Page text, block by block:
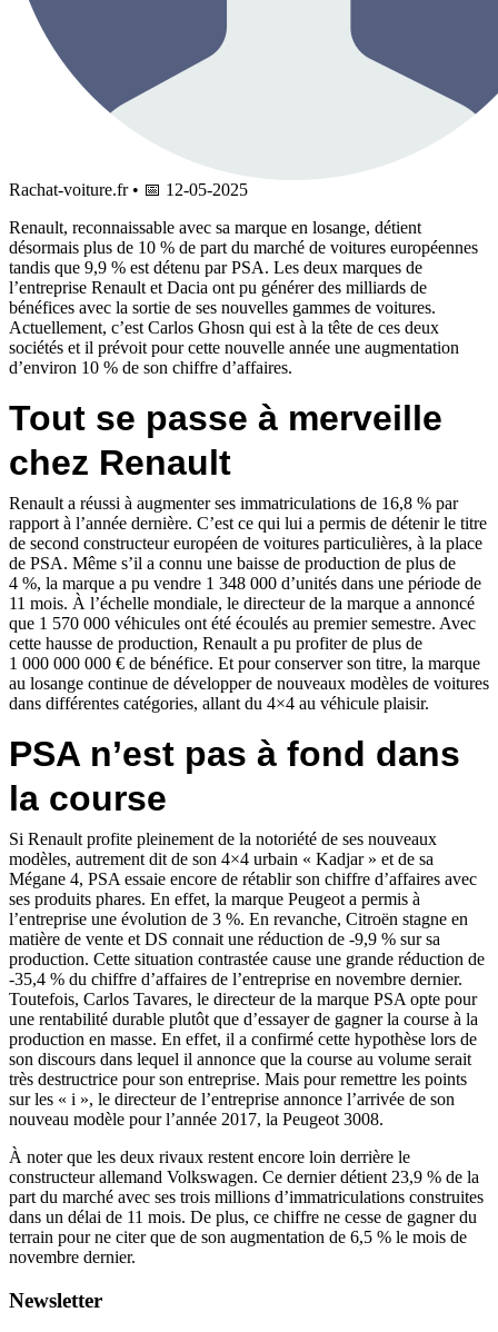
Rachat-voiture.fr • 📅 12-05-2025
Renault, reconnaissable avec sa marque en losange, détient
désormais plus de 10 % de part du marché de voitures européennes
tandis que 9,9 % est détenu par PSA. Les deux marques de
l’entreprise Renault et Dacia ont pu générer des milliards de
bénéfices avec la sortie de ses nouvelles gammes de voitures.
Actuellement, c’est Carlos Ghosn qui est à la tête de ces deux
sociétés et il prévoit pour cette nouvelle année une augmentation
d’environ 10 % de son chiffre d’affaires.
Tout se passe à merveille
chez Renault
Renault a réussi à augmenter ses immatriculations de 16,8 % par
rapport à l’année dernière. C’est ce qui lui a permis de détenir le titre
de second constructeur européen de voitures particulières, à la place
de PSA. Même s’il a connu une baisse de production de plus de
4 %, la marque a pu vendre 1 348 000 d’unités dans une période de
11 mois. À l’échelle mondiale, le directeur de la marque a annoncé
que 1 570 000 véhicules ont été écoulés au premier semestre. Avec
cette hausse de production, Renault a pu profiter de plus de
1 000 000 000 € de bénéfice. Et pour conserver son titre, la marque
au losange continue de développer de nouveaux modèles de voitures
dans différentes catégories, allant du 4×4 au véhicule plaisir.
PSA n’est pas à fond dans
la course
Si Renault profite pleinement de la notoriété de ses nouveaux
modèles, autrement dit de son 4×4 urbain « Kadjar » et de sa
Mégane 4, PSA essaie encore de rétablir son chiffre d’affaires avec
ses produits phares. En effet, la marque Peugeot a permis à
l’entreprise une évolution de 3 %. En revanche, Citroën stagne en
matière de vente et DS connait une réduction de -9,9 % sur sa
production. Cette situation contrastée cause une grande réduction de
-35,4 % du chiffre d’affaires de l’entreprise en novembre dernier.
Toutefois, Carlos Tavares, le directeur de la marque PSA opte pour
une rentabilité durable plutôt que d’essayer de gagner la course à la
production en masse. En effet, il a confirmé cette hypothèse lors de
son discours dans lequel il annonce que la course au volume serait
très destructrice pour son entreprise. Mais pour remettre les points
sur les « i », le directeur de l’entreprise annonce l’arrivée de son
nouveau modèle pour l’année 2017, la Peugeot 3008.
À noter que les deux rivaux restent encore loin derrière le
constructeur allemand Volkswagen. Ce dernier détient 23,9 % de la
part du marché avec ses trois millions d’immatriculations construites
dans un délai de 11 mois. De plus, ce chiffre ne cesse de gagner du
terrain pour ne citer que de son augmentation de 6,5 % le mois de
novembre dernier.
Newsletter